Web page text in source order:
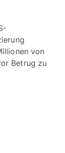
von
Betrug zu